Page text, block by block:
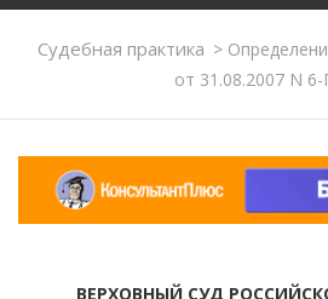
Судебная практика >
от 31.08.2007 N
ВЕРХОВНЫЙ СУД